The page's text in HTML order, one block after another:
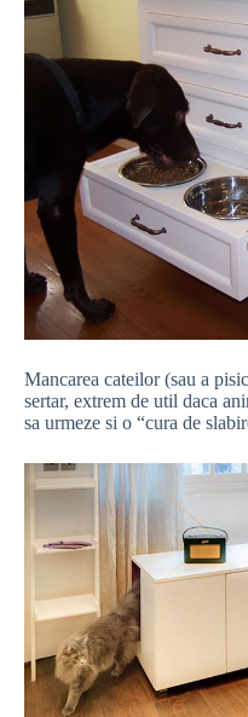
Mancarea cateilor (sau a
sertar, extrem de util daca
sa urmeze si o “cura de